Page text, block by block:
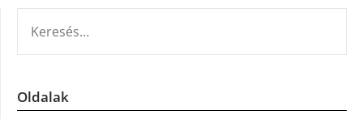
Oldalak